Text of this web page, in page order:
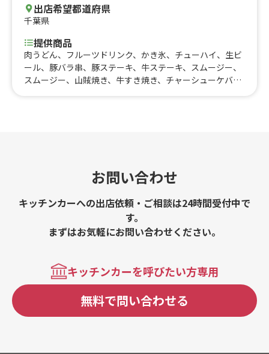
出店希望都道府県
千葉県
提供商品
肉うどん、フルーツドリンク、かき氷、チューハイ、生ビ
ール、豚バラ串、豚ステーキ、牛ステーキ、スムージー、
スムージー、山賊焼き、牛すき焼き、チャーシューケバ
お問い合わせ
キッチンカーへの出店依頼・ご相談は24時間受付中で
す。
まずはお気軽にお問い合わせください。
キッチンカーを呼びたい方専用
無料で問い合わせる